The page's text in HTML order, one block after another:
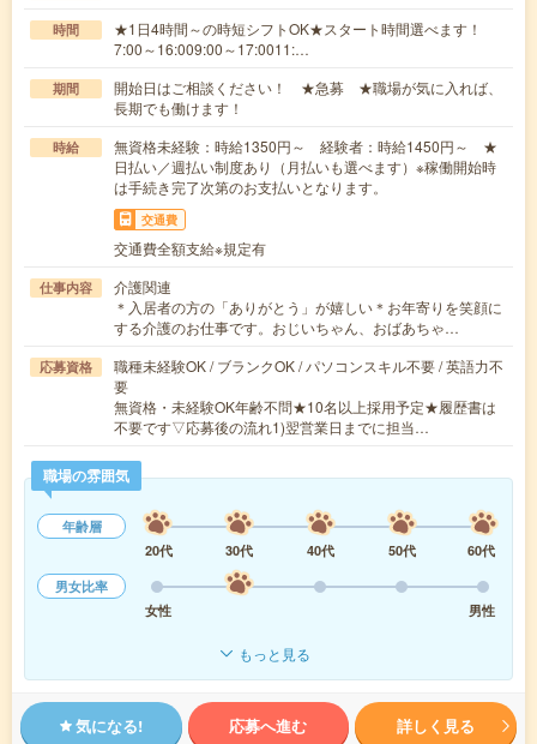
時間
★1日4時間～の時短シフトOK★スタート時間選べます！
7:00～16:009:00～17:0011:…
期間
開始日はご相談ください！ ★急募 ★職場が気に入れば、
長期でも働けます！
時給
無資格未経験：時給1350円～ 経験者：時給1450円～ ★
日払い／週払い制度あり（月払いも選べます）※稼働開始時
は手続き完了次第のお支払いとなります。
交通費
交通費全額支給※規定有
仕事内容
介護関連
＊入居者の方の「ありがとう」が嬉しい＊お年寄りを笑顔に
する介護のお仕事です。おじいちゃん、おばあちゃ…
応募資格
職種未経験OK / ブランクOK / パソコンスキル不要 / 英語力不
要
無資格・未経験OK年齢不問★10名以上採用予定★履歴書は
不要です▽応募後の流れ1)翌営業日までに担当…
職場の雰囲気
年齢層
20代
30代 40代 50代
60代
男女比率
女性
男性
もっと見る
気になる! 応募へ進む 詳しく見る